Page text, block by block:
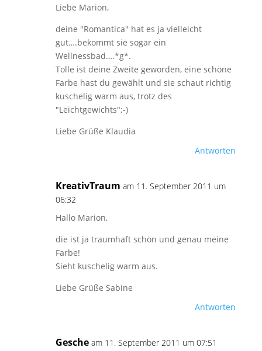
Liebe Marion,
deine "Romantica" hat es ja vielleicht
gut….bekommt sie sogar ein
Wellnessbad….*g*.
Tolle ist deine Zweite geworden, eine schöne
Farbe hast du gewählt und sie schaut richtig
kuschelig warm aus, trotz des
"Leichtgewichts";-)
Liebe Grüße Klaudia
Antworten
KreativTraum am 11. September 2011 um
06:32
Hallo Marion,
die ist ja traumhaft schön und genau meine
Farbe!
Sieht kuschelig warm aus.
Liebe Grüße Sabine
Antworten
Gesche am 11. September 2011 um 07:51